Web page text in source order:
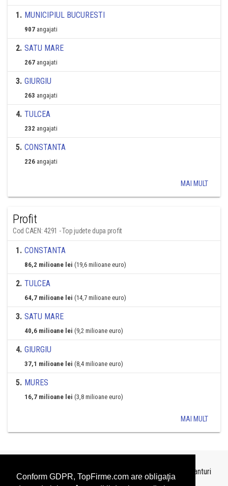
Conform GDPR, TopFirme.com are obligaţia
1. MUNICIPIUL BUCURESTI
907 angajati
2. SATU MARE
267 angajati
3. GIURGIU
263 angajati
4. TULCEA
232 angajati
5. CONSTANTA
226 angajati
MAI MULT
Profit
Cod CAEN: 4291 - Top judete dupa profit
1. CONSTANTA
86,2 milioane lei (19,6 milioane euro)
2. TULCEA
64,7 milioane lei (14,7 milioane euro)
3. SATU MARE
40,6 milioane lei (9,2 milioane euro)
4. GIURGIU
37,1 milioane lei (8,4 milioane euro)
5. MURES
16,7 milioane lei (3,8 milioane euro)
MAI MULT
Topurile sunt realizate deTopFirme
pe baza ultimelor bilanturi
depuse si au scop informativ.